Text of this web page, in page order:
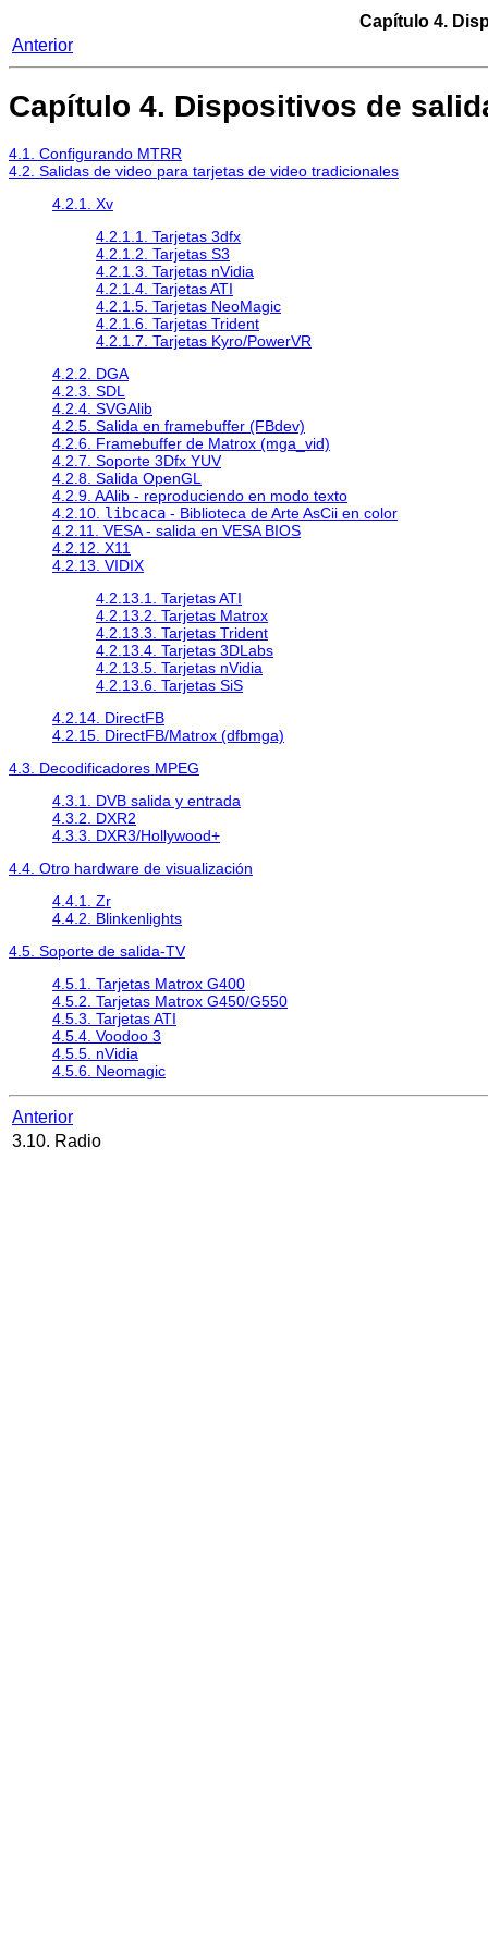
Capítulo 4.
Anterior
Capítulo 4. Dispositivos de
4.1. Configurando MTRR
4.2. Salidas de video para tarjetas de video tradicionales
4.2.1. Xv
4.2.1.1. Tarjetas 3dfx
4.2.1.2. Tarjetas S3
4.2.1.3. Tarjetas nVidia
4.2.1.4. Tarjetas ATI
4.2.1.5. Tarjetas NeoMagic
4.2.1.6. Tarjetas Trident
4.2.1.7. Tarjetas Kyro/PowerVR
4.2.2. DGA
4.2.3. SDL
4.2.4. SVGAlib
4.2.5. Salida en framebuffer (FBdev)
4.2.6. Framebuffer de Matrox (mga_vid)
4.2.7. Soporte 3Dfx YUV
4.2.8. Salida OpenGL
4.2.9. AAlib - reproduciendo en modo texto
4.2.10. libcaca - Biblioteca de Arte AsCii en color
4.2.11. VESA - salida en VESA BIOS
4.2.12. X11
4.2.13. VIDIX
4.2.13.1. Tarjetas ATI
4.2.13.2. Tarjetas Matrox
4.2.13.3. Tarjetas Trident
4.2.13.4. Tarjetas 3DLabs
4.2.13.5. Tarjetas nVidia
4.2.13.6. Tarjetas SiS
4.2.14. DirectFB
4.2.15. DirectFB/Matrox (dfbmga)
4.3. Decodificadores MPEG
4.3.1. DVB salida y entrada
4.3.2. DXR2
4.3.3. DXR3/Hollywood+
4.4. Otro hardware de visualización
4.4.1. Zr
4.4.2. Blinkenlights
4.5. Soporte de salida-TV
4.5.1. Tarjetas Matrox G400
4.5.2. Tarjetas Matrox G450/G550
4.5.3. Tarjetas ATI
4.5.4. Voodoo 3
4.5.5. nVidia
4.5.6. Neomagic
Anterior
3.10. Radio